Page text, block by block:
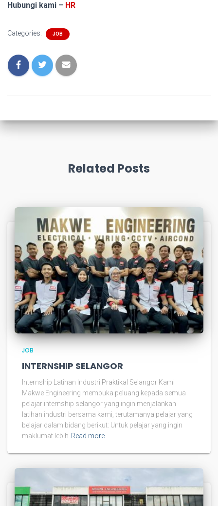
Hubungi kami – HR
Categories: JOB
Related Posts
JOB
INTERNSHIP SELANGOR
Internship Latihan Industri Praktikal Selangor Kami
Makwe Engineering membuka peluang kepada semua
pelajar internship selangor yang ingin menjalankan
latihan industri bersama kami, terutamanya pelajar yang
belajar dalam bidang berikut: Untuk pelajar yang ingin
maklumat lebih Read more…